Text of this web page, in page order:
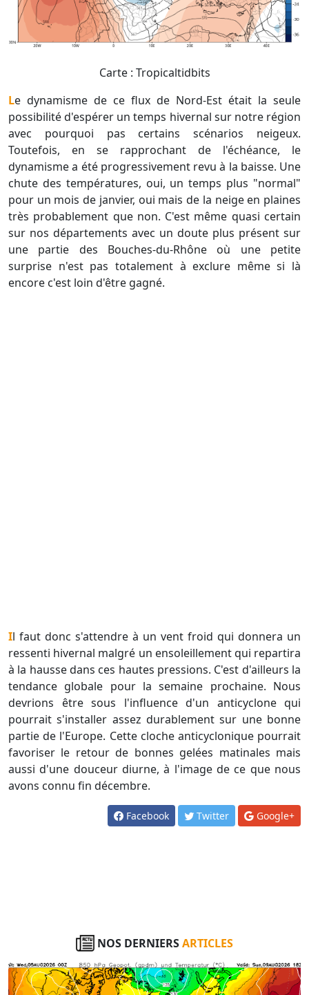
Carte : Tropicaltidbits
Le dynamisme de ce flux de Nord-Est était la seule
possibilité d'espérer un temps hivernal sur notre région
avec pourquoi pas certains scénarios neigeux.
Toutefois, en se rapprochant de l'échéance, le
dynamisme a été progressivement revu à la baisse. Une
chute des températures, oui, un temps plus "normal"
pour un mois de janvier, oui mais de la neige en plaines
très probablement que non. C'est même quasi certain
sur nos départements avec un doute plus présent sur
une partie des Bouches-du-Rhône où une petite
surprise n'est pas totalement à exclure même si là
encore c'est loin d'être gagné.
Il faut donc s'attendre à un vent froid qui donnera un
ressenti hivernal malgré un ensoleillement qui repartira
à la hausse dans ces hautes pressions. C'est d'ailleurs la
tendance globale pour la semaine prochaine. Nous
devrions être sous l'influence d'un anticyclone qui
pourrait s'installer assez durablement sur une bonne
partie de l'Europe. Cette cloche anticyclonique pourrait
favoriser le retour de bonnes gelées matinales mais
aussi d'une douceur diurne, à l'image de ce que nous
avons connu fin décembre.
Facebook Twitter Google+
NOS DERNIERSARTICLES